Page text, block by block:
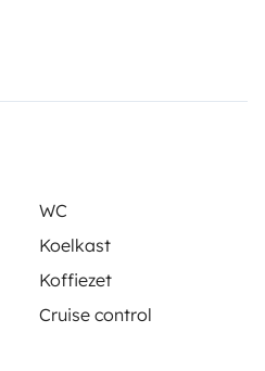
WC
Koelkast
Koffiezet
Cruise control